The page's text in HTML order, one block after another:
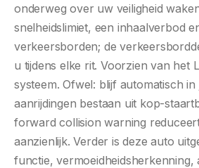
onderweg over uw veiligheid
snelheidslimiet, een inhaalverbod
verkeersborden; de
u tijdens elke rit. Voorzien van het
systeem. Ofwel: blijf automatisch in
aanrijdingen bestaan uit kop-
forward collision warning
aanzienlijk. Verder is deze auto
functie, vermoeidheidsherkenning,